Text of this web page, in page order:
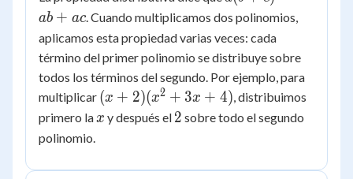
= ab
ab + ac. Cuando multiplicamos dos polinomios,
aplicamos esta propiedad varias veces: cada
término del primer polinomio se distribuye sobre
todos los términos del segundo. Por ejemplo, para
multiplicar (x+2)
(x^2+3x+4)
(x + 2)(x2 + 3x + 4), distribuimos
primero la x
x y después el 2
2 sobre todo el segundo
polinomio.